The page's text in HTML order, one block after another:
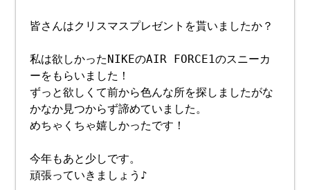
皆さんはクリスマスプレゼントを貰いましたか？
私は欲しかったNIKEのAIR FORCE1のスニーカ
ーをもらいました！
ずっと欲しくて前から色んな所を探しましたがな
かなか見つからず諦めていました。
めちゃくちゃ嬉しかったです！
今年もあと少しです。
頑張っていきましょう♪